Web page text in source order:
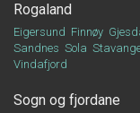
Rogaland
Eigersund Finnøy
Sandnes Sola
Vindafjord
Sogn og fjordane